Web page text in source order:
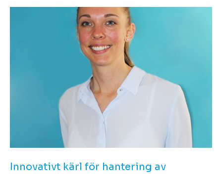
Innovativt kärl för hantering av